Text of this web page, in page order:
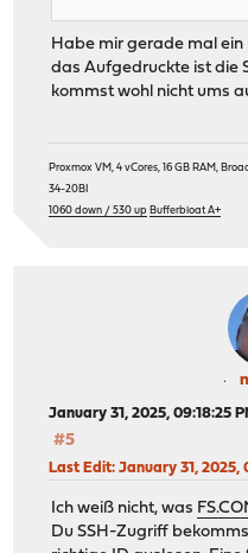
Habe mir gerade mal
das Aufgedruckte ist die
kommst wohl nicht ums
Proxmox VM, 4 vCores, 16 GB RAM,
34-20BI
1060 down / 530 up Bufferbloat A+
January 31, 2025, 09:18:25
#5
Last Edit: January 31,
Ich weiß nicht, was
Du SSH-Zugriff